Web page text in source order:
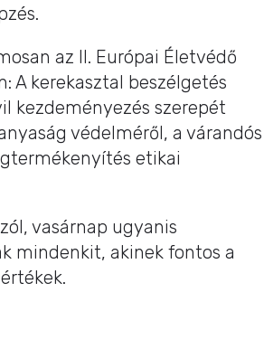
az II. Európai Életvédő
A kerekasztal beszélgetés
kezdeményezés szerepét
védelméről, a várandós
etikai
vasárnap ugyanis
mindenkit, akinek fontos a